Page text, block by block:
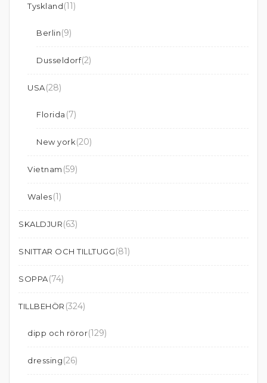
Tyskland(11)
Berlin(9)
Dusseldorf(2)
USA(28)
Florida (7)
New york(20)
Vietnam (59)
Wales(1)
SKALDJUR(63)
SNITTAR OCH TILLTUGG(81)
SOPPA(74)
TILLBEHÖR (324)
dipp och röror(129)
dressing(26)